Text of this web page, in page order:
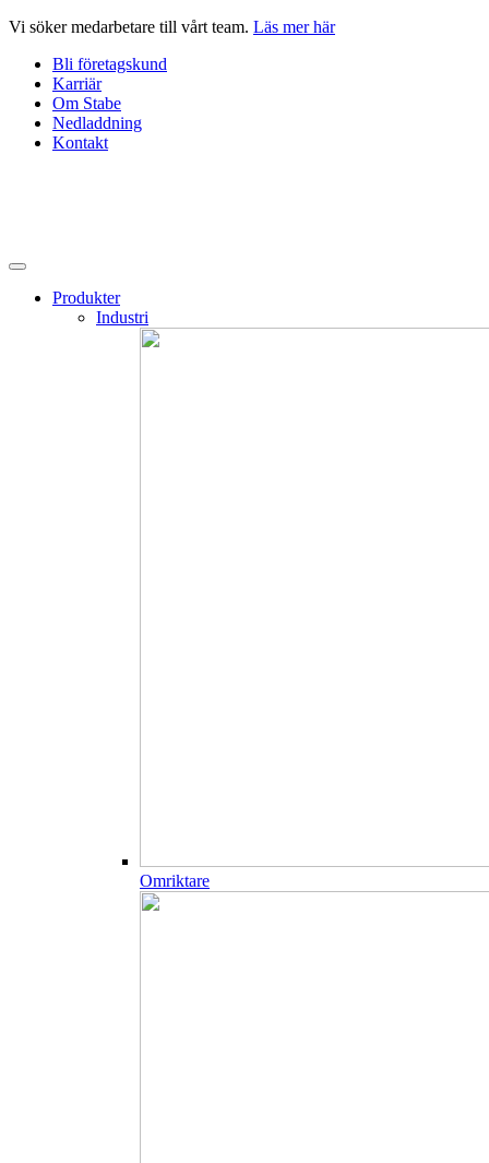
Hoppa
innehåll
Vi söker medarbetare till vårt team. Läs mer här
Bli företagskund
Karriär
Om Stabe
Nedladdning
Kontakt
Produkter
Industri
Omriktare